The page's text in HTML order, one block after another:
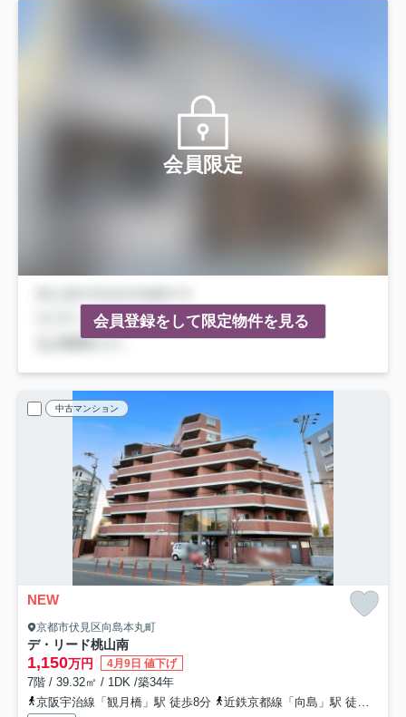
会員限定
会員登録をして限定物件を見る
中古マンション
NEW
京都市伏見区向島本丸町
デ・リード桃山南
1,150万円 4月9日 値下げ
7階 / 39.32㎡ / 1DK /築34年
京阪宇治線「観月橋」駅 徒歩8分
近鉄京都線「向島」駅 徒歩17分